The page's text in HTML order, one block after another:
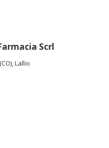
Scrl
Lallio